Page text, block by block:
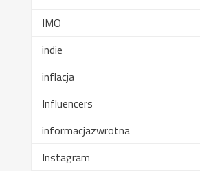
IMO
indie
inflacja
Influencers
informacjazwrotna
Instagram